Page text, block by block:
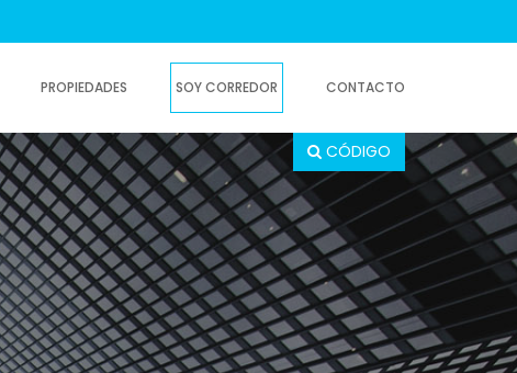
PROPIEDADES SOY CORREDOR CONTACTO
CÓDIGO